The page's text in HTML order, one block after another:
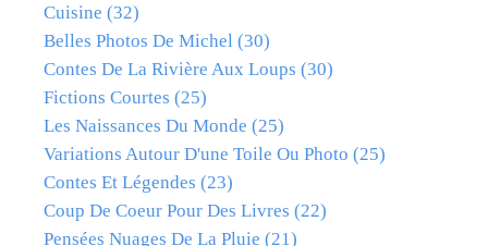
Cuisine (32)
Belles Photos De Michel (30)
Contes De La Rivière Aux Loups (30)
Fictions Courtes (25)
Les Naissances Du Monde (25)
Variations Autour D'une Toile Ou Photo (25)
Contes Et Légendes (23)
Coup De Coeur Pour Des Livres (22)
Pensées Nuages De La Pluie (21)